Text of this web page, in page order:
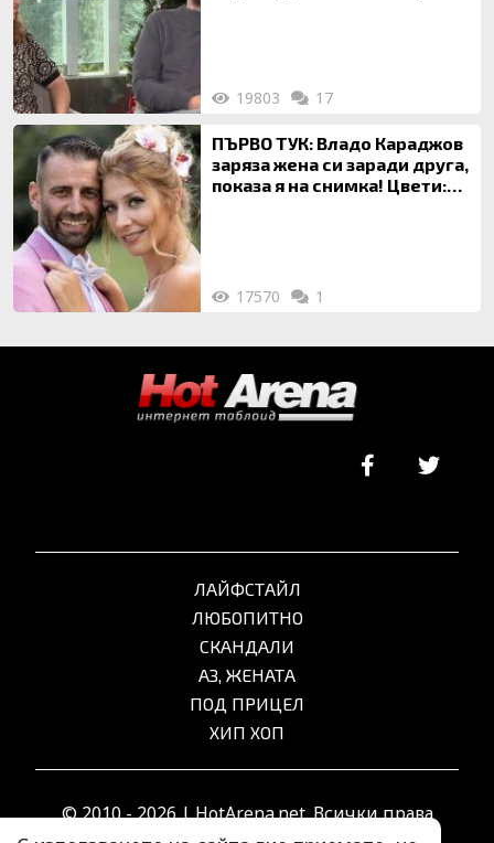
19803 17
ПЪРВО ТУК: Владо Караджов
заряза жена си заради друга,
показа я на снимка! Цвети:
17570 1
ЛАЙФСТАЙЛ
ЛЮБОПИТНО
СКАНДАЛИ
АЗ, ЖЕНАТА
ПОД ПРИЦЕЛ
ХИП ХОП
© 2010 - 2026 | HotArena.net. Всички права
запазени.